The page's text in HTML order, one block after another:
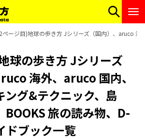
ページ目)地球の歩き方 Jシリーズ（国内）、aruco
球の歩き方 Jシリーズ
海外、aruco 国内、
グ&テクニック、島
BOOKS 旅の読み物、D-
ドブック一覧